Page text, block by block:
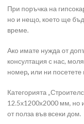
При поръчка на
но и нещо, което ще
време.
Ако имате нужда от
консултация с нас,
номер, или ни посетете
Категорията
12.5х1200х2000 мм, но
от полза във всеки дом.